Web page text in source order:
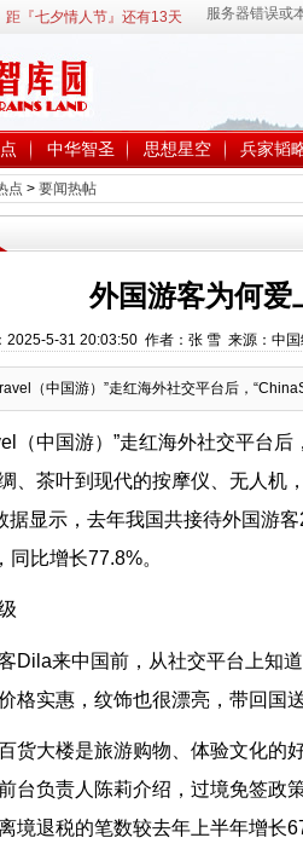
距『七夕情人节』还有13天
中华智圣 思想星空 兵家韬
点 > 要闻热帖
外国游客为何爱
2025-5-31 20:03:50 作者：张 雪 来源：中国
（中国游）”走红海外社交平台后，
（中国游）”走红海外社交平台
、茶叶到现代的按摩仪、无人机
据显示，去年我国共接待外国游
比增长77.8%。
Dila来中国前，从社交平台上知
格实惠，纹饰也很漂亮，带回国
货大楼是旅游购物、体验文化的
台负责人陈莉介绍，过境免签政
境退税的笔数较去年上半年增长